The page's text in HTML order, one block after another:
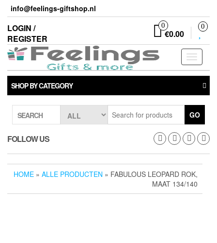
Skip
the
content
info@feelings-giftshop.nl
LOGIN /
REGISTER
0
€0.00
0
Toggle
SHOP BY CATEGORY
SEARCH GO
FOLLOW US
HOME » ALLE PRODUCTEN » FABULOUS LEOPARD ROK,
MAAT 134/140